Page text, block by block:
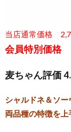
当店通常価格
会員特別価格
麦ちゃん評価
シャルドネ＆ソー
両品種の特徴を上